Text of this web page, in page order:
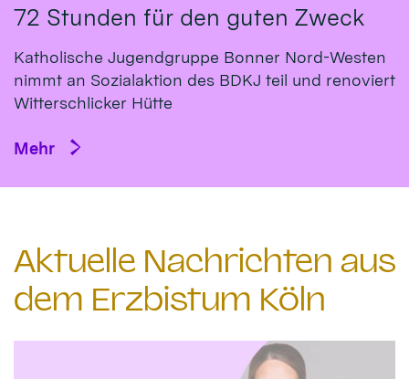
72 Stunden für den guten Zweck
Katholische Jugendgruppe Bonner Nord-Westen
nimmt an Sozialaktion des BDKJ teil und renoviert
Witterschlicker Hütte
Mehr
Aktuelle Nachrichten aus
dem Erzbistum Köln